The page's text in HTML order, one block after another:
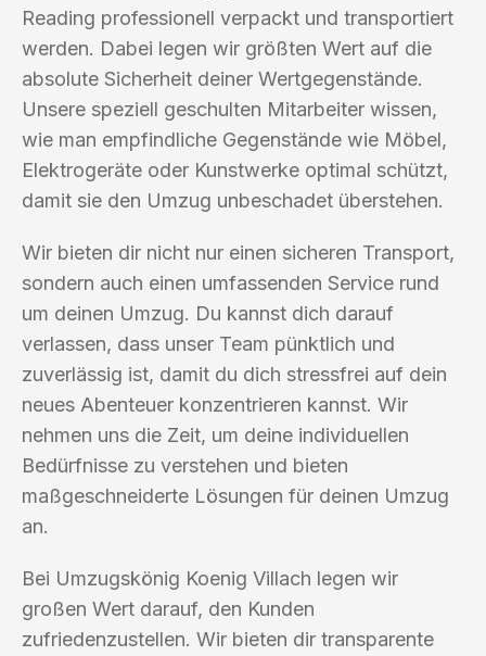
Reading professionell verpackt und transportiert
werden. Dabei legen wir größten Wert auf die
absolute Sicherheit deiner Wertgegenstände.
Unsere speziell geschulten Mitarbeiter wissen,
wie man empfindliche Gegenstände wie Möbel,
Elektrogeräte oder Kunstwerke optimal schützt,
damit sie den Umzug unbeschadet überstehen.
Wir bieten dir nicht nur einen sicheren Transport,
sondern auch einen umfassenden Service rund
um deinen Umzug. Du kannst dich darauf
verlassen, dass unser Team pünktlich und
zuverlässig ist, damit du dich stressfrei auf dein
neues Abenteuer konzentrieren kannst. Wir
nehmen uns die Zeit, um deine individuellen
Bedürfnisse zu verstehen und bieten
maßgeschneiderte Lösungen für deinen Umzug
an.
Bei Umzugskönig Koenig Villach legen wir
großen Wert darauf, den Kunden
zufriedenzustellen. Wir bieten dir transparente